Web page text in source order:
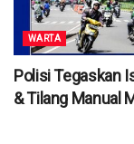
WARTA
Polisi Tegaskan
& Tilang Manual